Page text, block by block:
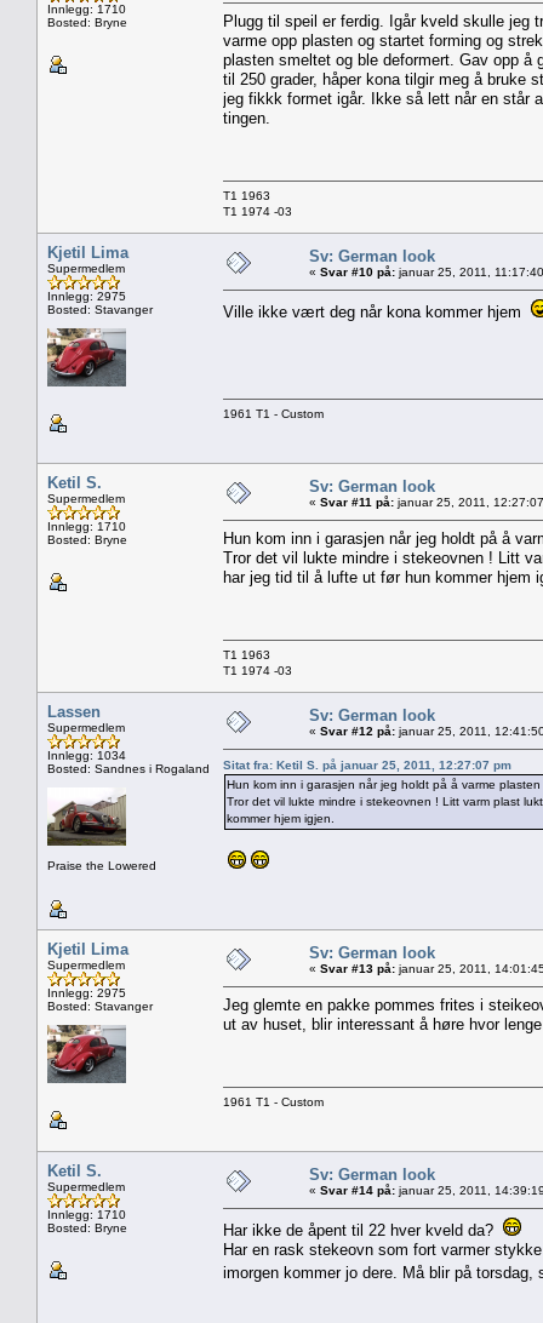
Innlegg: 1710
Bosted: Bryne
Plugg til speil er ferdig. Igår kveld skulle jeg
varme opp plasten og startet forming og
plasten smeltet og ble deformert. Gav opp å
til 250 grader, håper kona tilgir meg å bruke
jeg fikkk formet igår. Ikke så lett når en står
tingen.
T1 1963
T1 1974 -03
Kjetil Lima
Supermedlem
Innlegg: 2975
Bosted: Stavanger
Sv: German look
« Svar #10 på: januar 25, 2011,
Ville ikke vært deg når kona kommer hjem
1961 T1 - Custom
Ketil S.
Supermedlem
Innlegg: 1710
Bosted: Bryne
Sv: German look
« Svar #11 på: januar 25, 2011,
Hun kom inn i garasjen når jeg holdt på å
Tror det vil lukte mindre i stekeovnen ! Litt
har jeg tid til å lufte ut før hun kommer hjem
T1 1963
T1 1974 -03
Lassen
Supermedlem
Innlegg: 1034
Bosted: Sandnes i Rogaland
Praise the Lowered
Sv: German look
« Svar #12 på: januar 25, 2011,
Sitat fra: Ketil S. på januar 25, 2011, 12:27:07 pm
Hun kom inn i garasjen når jeg holdt på å varme
Tror det vil lukte mindre i stekeovnen ! Litt varm plast
kommer hjem igjen.
Kjetil Lima
Supermedlem
Innlegg: 2975
Bosted: Stavanger
Sv: German look
« Svar #13 på: januar 25, 2011,
Jeg glemte en pakke pommes frites i
ut av huset, blir interessant å høre hvor
1961 T1 - Custom
Ketil S.
Supermedlem
Innlegg: 1710
Bosted: Bryne
Sv: German look
« Svar #14 på: januar 25, 2011,
Har ikke de åpent til 22 hver kveld da?
Har en rask stekeovn som fort varmer
imorgen kommer jo dere. Må blir på